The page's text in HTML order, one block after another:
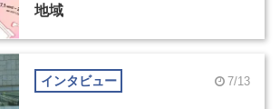
地域
インタビュー 7/13